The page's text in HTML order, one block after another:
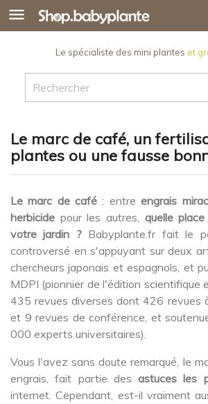

Le spécialiste des mini plantes et
Le marc de café, un
plantes ou une fausse
Le marc de café : entreengrais
herbicide pour les autres, quelle
votre jardin ?Babyplante.fr fait le
controversé en s'appuyant sur deux
chercheurs japonais et espagnols, et
MDPI (pionnier de l'édition scientifique
435 revues diverses dont 426 revues
et 9 revues de conférence, et
000 experts universitaires).
Vous l'avez sans doute remarqué, le
engrais, fait partie des astuces les
internet. Cependant, est-il vraiment